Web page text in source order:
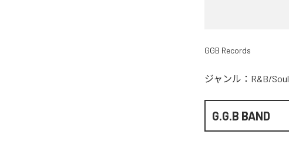
GGB Records
ジャンル： R&B/Soul
G.G.B BAND